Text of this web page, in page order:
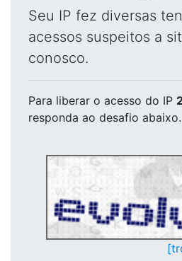
Seu IP fez diversas
acessos suspeitos a
conosco.
Para liberar o acesso do IP
responda ao desafio abaixo.